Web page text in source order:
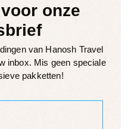
onze
van Hanosh Travel
inbox. Mis geen speciale
pakketten!